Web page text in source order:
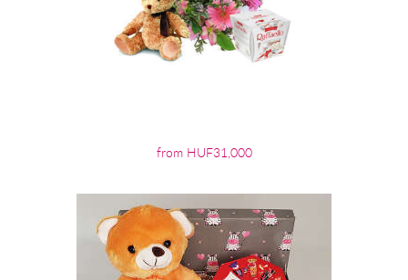
from HUF31,000